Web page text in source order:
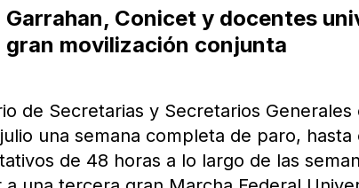
Garrahan, Conicet y docentes
gran movilización conjunta
de Secretarias y Secretarios
una semana completa de paro,
de 48 horas a lo largo de las